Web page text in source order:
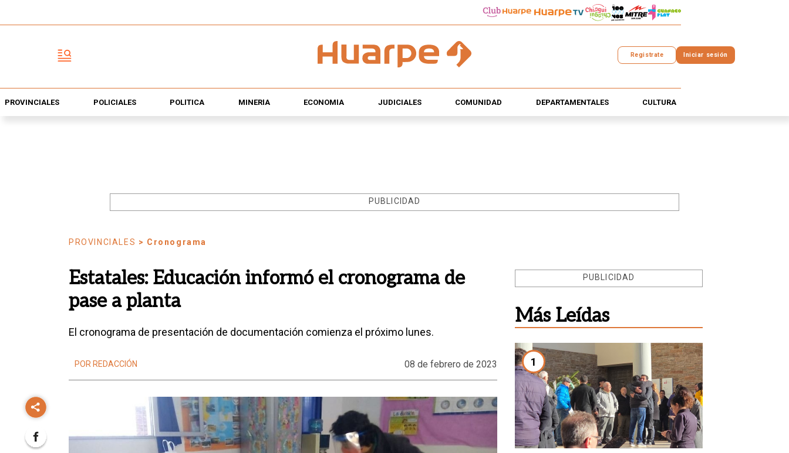
Registrate Iniciar sesión
PROVINCIALES POLICIALES POLÍTICA MINERÍA ECONOMÍA JUDICIALES COMUNIDAD DEPARTAMENTALES CULTURA
PUBLICIDAD
PROVINCIALES > Cronograma
Estatales: Educación informó el cronograma de
pase a planta
El cronograma de presentación de documentación comienza el próximo lunes.
POR REDACCIÓN 08 de febrero de 2023
PUBLICIDAD
Más Leídas
1